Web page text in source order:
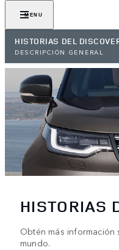
MENU
HISTORIAS DEL
DESCRIPCIÓN GENERAL
HISTORIAS
Obtén más información
mundo.